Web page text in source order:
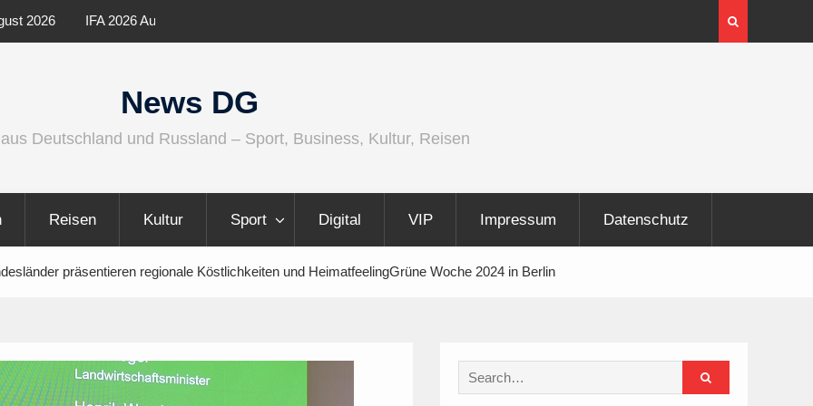
und
InnoTrans 2026 zeigt Technologien für die
Elektrifizierung der Schiene
News DG
Deutschland und Russland – Sport, Business, Kultur, Reisen
Reisen Kultur Sport Digital VIP Impressum Datenschutz
präsentieren regionale Köstlichkeiten und HeimatfeelingGrüne Woche 2024 in Berlin
Search
for: